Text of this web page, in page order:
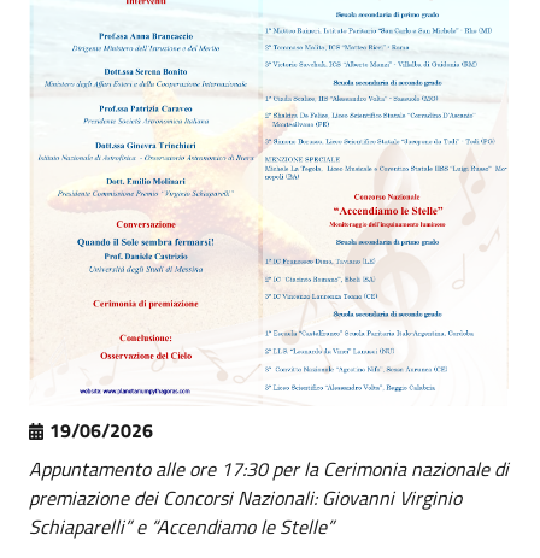
19/06/2026
Appuntamento alle ore 17:30 per la Cerimonia nazionale di
premiazione dei Concorsi Nazionali: Giovanni Virginio
Schiaparelli” e “Accendiamo le Stelle”